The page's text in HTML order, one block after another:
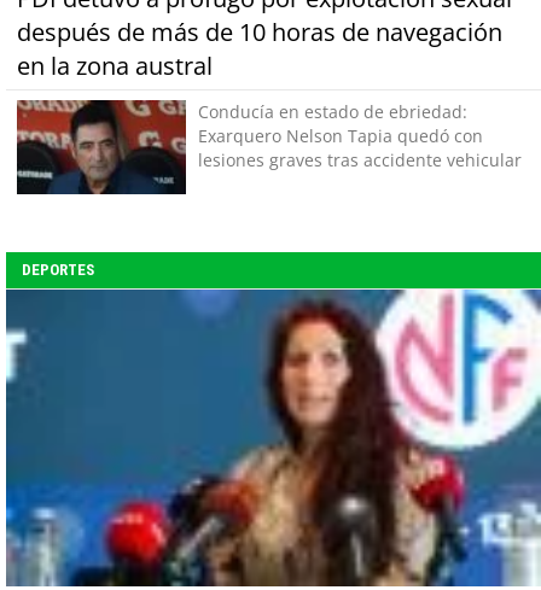
después de más de 10 horas de navegación
en la zona austral
Conducía en estado de ebriedad:
Exarquero Nelson Tapia quedó con
lesiones graves tras accidente vehicular
DEPORTES